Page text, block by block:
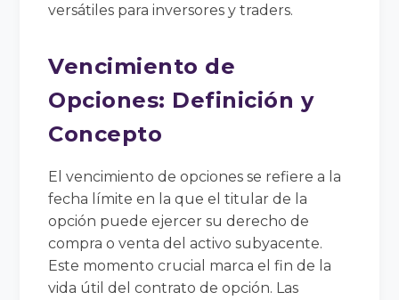
versátiles para inversores y traders.
Vencimiento de
Opciones: Definición y
Concepto
El vencimiento de opciones se refiere a la
fecha límite en la que el titular de la
opción puede ejercer su derecho de
compra o venta del activo subyacente.
Este momento crucial marca el fin de la
vida útil del contrato de opción. Las